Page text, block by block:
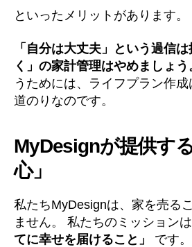
といったメリットがあります。
「自分は大丈夫」という過信
く」の家計管理はやめましょう
うためには、ライフプラン作
道のりなのです。
MyDesignが提供す
心」
私たちMyDesignは、家を売る
ません。 私たちのミッションは
てに幸せを届けること」
です。